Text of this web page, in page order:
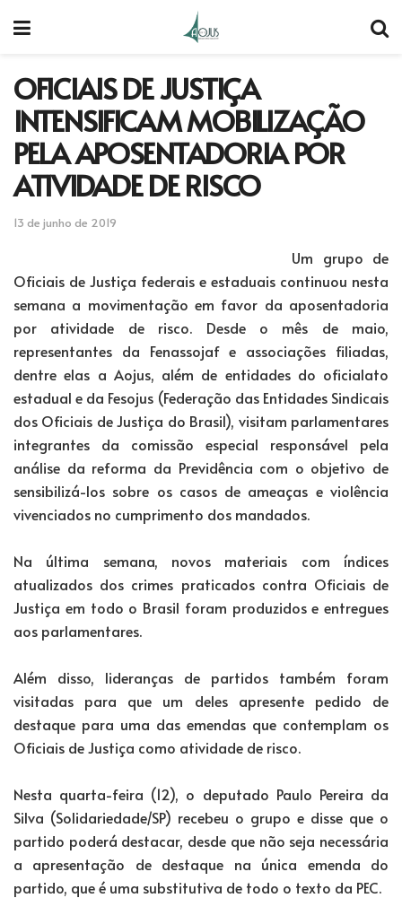
OFICIAIS DE JUSTIÇA
INTENSIFICAM MOBILIZAÇÃO
PELA APOSENTADORIA POR
ATIVIDADE DE RISCO
13 de junho de 2019
Um grupo de
Oficiais de Justiça federais e estaduais continuou nesta
semana a movimentação em favor da aposentadoria
por atividade de risco. Desde o mês de maio,
representantes da Fenassojaf e associações filiadas,
dentre elas a Aojus, além de entidades do oficialato
estadual e da Fesojus (Federação das Entidades Sindicais
dos Oficiais de Justiça do Brasil), visitam parlamentares
integrantes da comissão especial responsável pela
análise da reforma da Previdência com o objetivo de
sensibilizá-los sobre os casos de ameaças e violência
vivenciados no cumprimento dos mandados.
Na última semana, novos materiais com índices
atualizados dos crimes praticados contra Oficiais de
Justiça em todo o Brasil foram produzidos e entregues
aos parlamentares.
Além disso, lideranças de partidos também foram
visitadas para que um deles apresente pedido de
destaque para uma das emendas que contemplam os
Oficiais de Justiça como atividade de risco.
Nesta quarta-feira (12), o deputado Paulo Pereira da
Silva (Solidariedade/SP) recebeu o grupo e disse que o
partido poderá destacar, desde que não seja necessária
a apresentação de destaque na única emenda do
partido, que é uma substitutiva de todo o texto da PEC.